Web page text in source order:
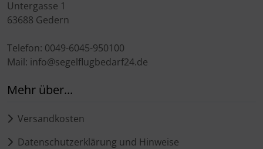
Untergasse 1
63688 Gedern
Telefon: 0049-6045-950100
Mail: info@segelflugbedarf24.de
Mehr über...
Versandkosten
Datenschutzerklärung und Hinweise